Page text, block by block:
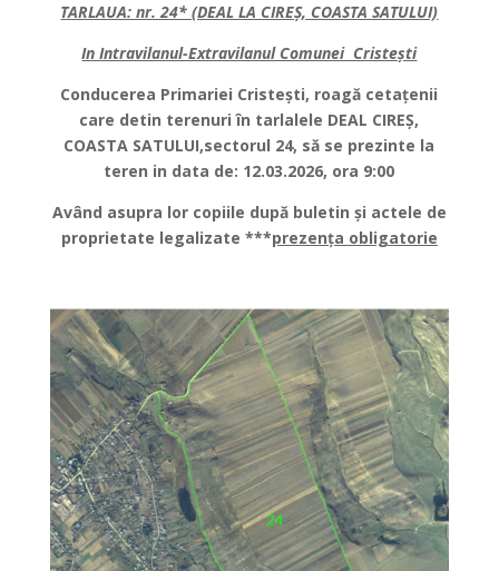
TARLAUA: nr. 24* (DEAL LA CIREȘ, COASTA SATULUI)
In Intravilanul-Extravilanul Comunei Cristești
Conducerea Primariei Cristești, roagă cetațenii
care detin terenuri în tarlalele DEAL CIREȘ,
COASTA SATULUI,sectorul 24, să se prezinte la
teren in data de: 12.03.2026, ora 9:00
Având asupra lor copiile după buletin și actele de
proprietate legalizate ***prezența obligatorie